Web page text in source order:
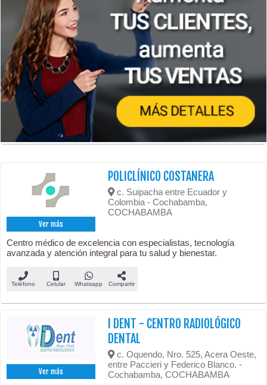
Ver más
POLICLÍNICO COSTANERA
c. Suipacha entre Ecuador y
Colombia - Cochabamba,
COCHABAMBA
Centro médico de excelencia con especialistas, tecnología
avanzada y atención integral para tu salud y bienestar.
Teléfono Celular Whatsapp Compartir
Ver más
I DENT - CENTRO RADIOLÓGICO
DENTAL
c. Oquendo, Nro. 525, Acera Oeste,
entre Paccieri y Federico Blanco. -
Cochabamba, COCHABAMBA